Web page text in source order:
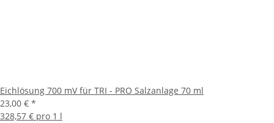
Eichlösung 700 mV für TRI - PRO Salzanlage 70 ml
23,00 € *
328,57 € pro 1 l